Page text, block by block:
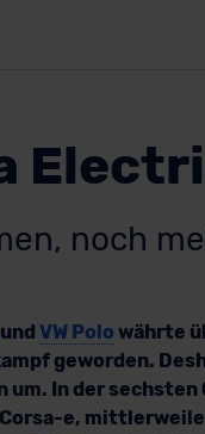
noch
und VW Polo währte
geworden.
In der
e,